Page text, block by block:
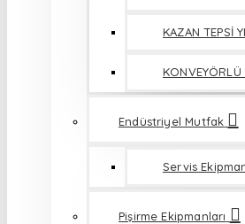
KAZAN TEPSİ
KONVEYÖRLÜ
Endüstriyel Mutfak
Servis
Pişirme Ekipmanları